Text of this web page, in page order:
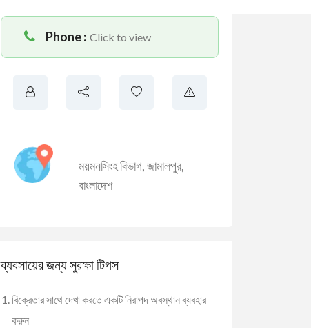
Phone : Click to view
ময়মনসিংহ বিভাগ,জামালপুর,
বাংলাদেশ
ব্যবসায়ের জন্য সুরক্ষা টিপস
বিক্রেতার সাথে দেখা করতে একটি নিরাপদ অবস্থান ব্যবহার
করুন